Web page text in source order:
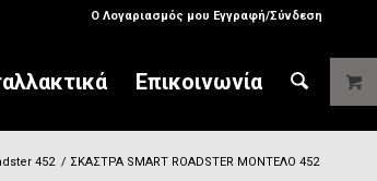
Ο Λογαριασμός μου Εγγραφή/Σύνδεση
Επικοινωνία
452 / ΣΚΑΣΤΡΑ SMART ROADSTER ΜΟΝΤΕΛΟ 452